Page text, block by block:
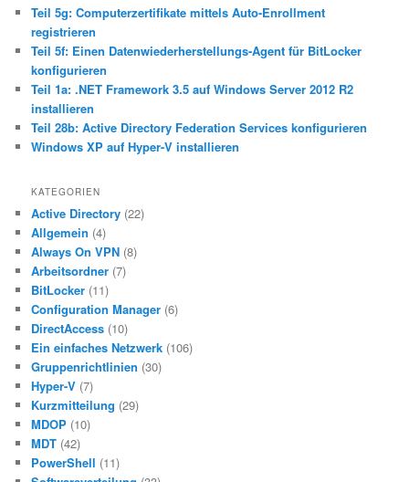
Teil 5g: Computerzertifikate mittels Auto-Enrollment
registrieren
Teil 5f: Einen Datenwiederherstellungs-Agent für BitLocker
konfigurieren
Teil 1a: .NET Framework 3.5 auf Windows Server 2012 R2
installieren
Teil 28b: Active Directory Federation Services konfigurieren
Windows XP auf Hyper-V installieren
KATEGORIEN
Active Directory (22)
Allgemein (4)
Always On VPN (8)
Arbeitsordner (7)
BitLocker (11)
Configuration Manager (6)
DirectAccess (10)
Ein einfaches Netzwerk (106)
Gruppenrichtlinien (30)
Hyper-V (7)
Kurzmitteilung (29)
MDOP (10)
MDT (42)
PowerShell (11)